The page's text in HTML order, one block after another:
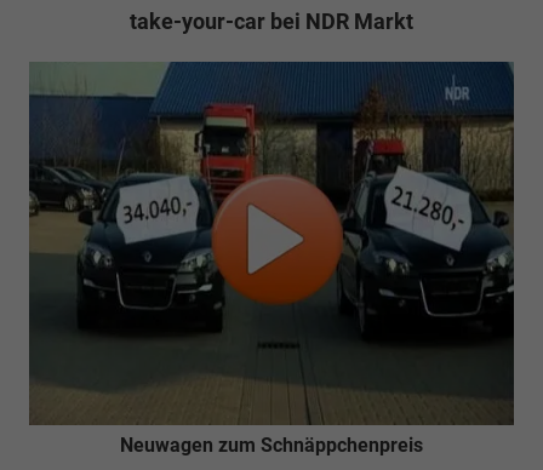
take-your-car bei NDR Markt
Neuwagen zum Schnäppchenpreis